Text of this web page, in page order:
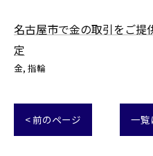
名古屋市で金の取引をご提
定
金 指輪
< 前のページ 一覧